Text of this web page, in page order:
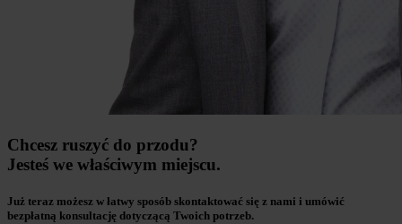
Chcesz ruszyć do przodu?
Jesteś we właściwym miejscu.
Już teraz możesz w łatwy sposób skontaktować się z nami i umówić
bezpłatną konsultację dotyczącą Twoich potrzeb.